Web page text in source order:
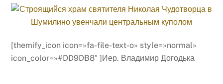
[themify_icon icon=»fa-file-text-o» style=»normal»
icon_color=»#DD9DB8″ ]Иер. Владимир Догодька